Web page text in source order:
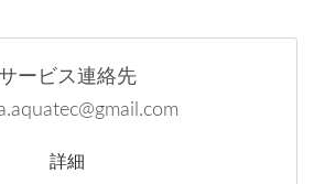
ービス連絡先
詳細